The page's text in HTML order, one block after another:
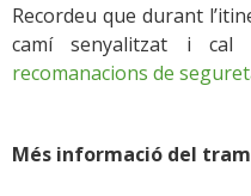
Recordeu que durant
camí senyalitzat i cal
recomanacions de
Més informació del